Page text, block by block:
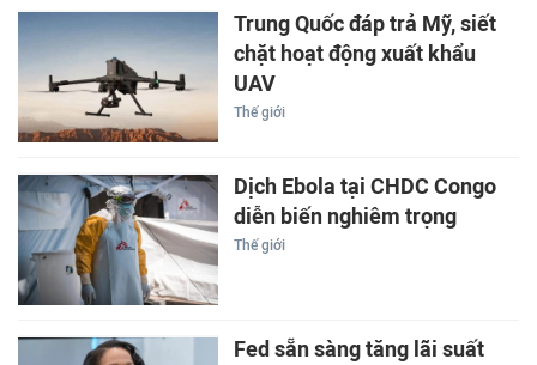
Trung Quốc đáp trả Mỹ, siết
chặt hoạt động xuất khẩu
UAV
Thế giới
Dịch Ebola tại CHDC Congo
diễn biến nghiêm trọng
Thế giới
Fed sẵn sàng tăng lãi suất